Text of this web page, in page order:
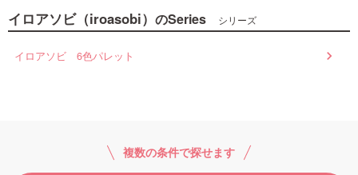
イロアソビ（iroasobi） のSeries シリーズ
イロアソビ 6色パレット
複数の条件で探せます